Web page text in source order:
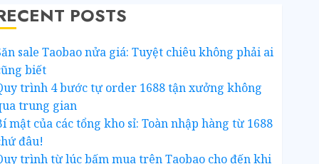
POSTS
sale Taobao nửa giá: Tuyệt chiêu không phải ai
biết
trình 4 bước tự order 1688 tận xưởng không
trung gian
mật của các tổng kho sỉ: Toàn nhập hàng từ 1688
đâu!
trình từ lúc bấm mua trên Taobao cho đến khi